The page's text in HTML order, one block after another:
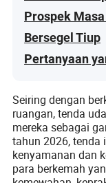
Prospek
Bersegel Tiup
Pertanyaan
Seiring dengan
ruangan, tenda
mereka sebagai
tahun 2026,
kenyamanan dan
para berkemah